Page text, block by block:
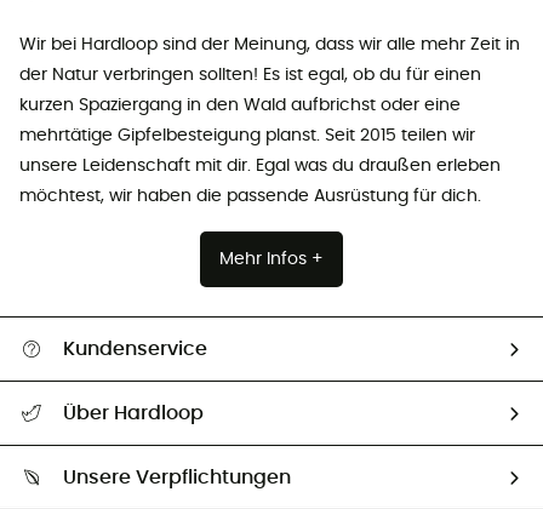
Wir bei Hardloop sind der Meinung, dass wir alle mehr Zeit in
der Natur verbringen sollten! Es ist egal, ob du für einen
kurzen Spaziergang in den Wald aufbrichst oder eine
mehrtätige Gipfelbesteigung planst. Seit 2015 teilen wir
unsere Leidenschaft mit dir. Egal was du draußen erleben
möchtest, wir haben die passende Ausrüstung für dich.
Mehr Infos +
Kundenservice
Größentabelle
Über Hardloop
Unsere Verpflichtungen